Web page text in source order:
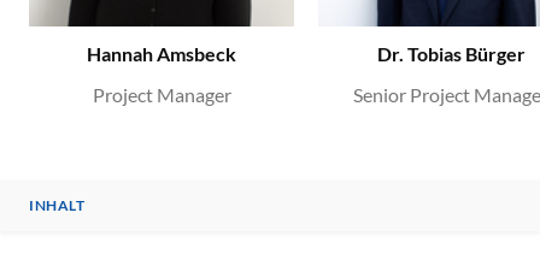
Hannah Amsbeck
Project Manager
Dr. Tobias Bürger
Senior Project
INHALT